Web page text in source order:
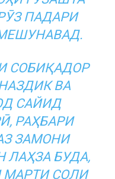
ПАДАРИ
СОБИҚАДОР
ВА
САЙИД
РАҲБАРИ
ЗАМОНИ
ЛАҲЗА БУДА,
МАРТИ СОЛИ